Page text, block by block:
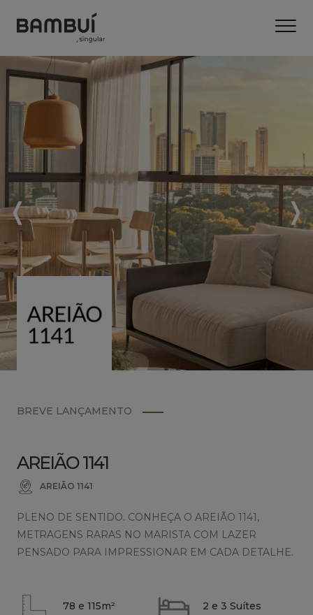
BREVE LANÇAMENTO
AREIÃO 1141
AREIÃO 1141
PLENO DE SENTIDO. CONHEÇA O AREIÃO 1141,
METRAGENS RARAS NO MARISTA COM LAZER
PENSADO PARA IMPRESSIONAR EM CADA DETALHE.
78 e 115m² 2 e 3 Suítes